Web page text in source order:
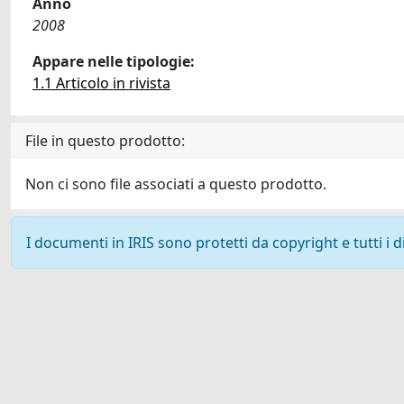
2008
Appare nelle tipologie:
1.1 Articolo in rivista
File in questo prodotto:
Non ci sono file associati a questo prodotto.
I documenti in IRIS sono protetti da copyright e tutti i